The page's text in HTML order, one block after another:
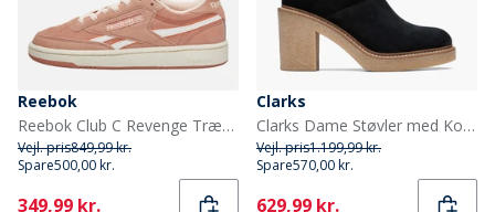
Reebok
Reebok Club C Revenge Træningssko Pink Clay/Pink Clay/Chalk
Vejl. pris849,99 kr.
Spare500,00 kr.
Current
349,99 kr.
Clarks
Clarks Dame Støvler med Kold op Blokhæl Black Suede
Vejl. pris1.199,99 kr.
Spare570,00 kr.
Current
629,99 kr.